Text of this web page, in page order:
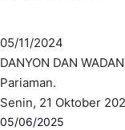
05/11/2024
DANYON DAN
Pariaman.
Senin, 21 Oktober
05/06/2025